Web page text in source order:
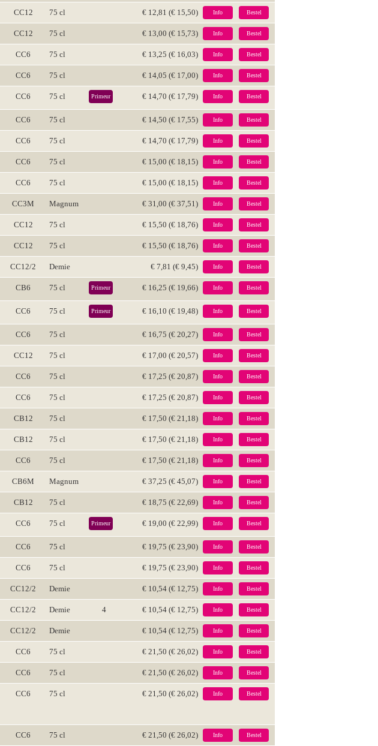
CC12 75 cl € 12,81 (€ 15,50) Info Bestel
CC12 75 cl € 13,00 (€ 15,73) Info Bestel
CC6 75 cl € 13,25 (€ 16,03) Info Bestel
CC6 75 cl € 14,05 (€ 17,00) Info Bestel
CC6 75 cl Primeur € 14,70 (€ 17,79) Info Bestel
CC6 75 cl € 14,50 (€ 17,55) Info Bestel
CC6 75 cl € 14,70 (€ 17,79) Info Bestel
CC6 75 cl € 15,00 (€ 18,15) Info Bestel
CC6 75 cl € 15,00 (€ 18,15) Info Bestel
CC3M Magnum € 31,00 (€ 37,51) Info Bestel
CC12 75 cl € 15,50 (€ 18,76) Info Bestel
CC12 75 cl € 15,50 (€ 18,76) Info Bestel
CC12/2 Demie € 7,81 (€ 9,45) Info Bestel
CB6 75 cl Primeur € 16,25 (€ 19,66) Info Bestel
CC6 75 cl Primeur € 16,10 (€ 19,48) Info Bestel
CC6 75 cl € 16,75 (€ 20,27) Info Bestel
CC12 75 cl € 17,00 (€ 20,57) Info Bestel
CC6 75 cl € 17,25 (€ 20,87) Info Bestel
CC6 75 cl € 17,25 (€ 20,87) Info Bestel
CB12 75 cl € 17,50 (€ 21,18) Info Bestel
CB12 75 cl € 17,50 (€ 21,18) Info Bestel
CC6 75 cl € 17,50 (€ 21,18) Info Bestel
CB6M Magnum € 37,25 (€ 45,07) Info Bestel
CB12 75 cl € 18,75 (€ 22,69) Info Bestel
CC6 75 cl Primeur € 19,00 (€ 22,99) Info Bestel
CC6 75 cl € 19,75 (€ 23,90) Info Bestel
CC6 75 cl € 19,75 (€ 23,90) Info Bestel
CC12/2 Demie € 10,54 (€ 12,75) Info Bestel
CC12/2 Demie 4 € 10,54 (€ 12,75) Info Bestel
CC12/2 Demie € 10,54 (€ 12,75) Info Bestel
CC6 75 cl € 21,50 (€ 26,02) Info Bestel
CC6 75 cl € 21,50 (€ 26,02) Info Bestel
CC6 75 cl € 21,50 (€ 26,02) Info Bestel
CC6 75 cl € 21,50 (€ 26,02) Info Bestel